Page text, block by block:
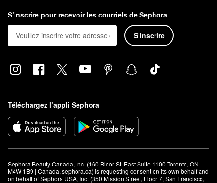
S’inscrire pour recevoir les courriels de Sephora
S’inscrire
Téléchargez l’appli Sephora
Sephora Beauty Canada, Inc. (160 Bloor St. East Suite 1100 Toronto, ON
M4W 1B9 | Canada, sephora.ca) is requesting consent on its own behalf and
on behalf of Sephora USA, Inc. (350 Mission Street, Floor 7, San Francisco,